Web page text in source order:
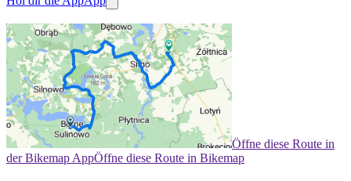
Öffne diese Route in
der Bikemap AppÖffne diese Route in Bikemap